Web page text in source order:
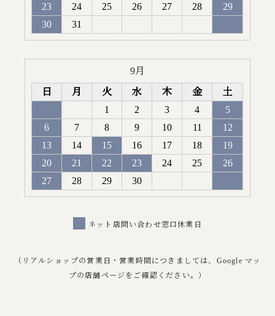
23
24 25 26 27 28
29
30
31
9月
日
月 火 水 木 金
土
1
2 3 4
5
6
7 8 9 10 11
12
13
14 15 16 17 18
19
20
21 22 23 24 25
26
27
28 29 30
ネット店問い合わせ窓口休業日
（リアルショップの営業日・営業時間につきましては、Google マッ
プの店舗ページをご確認ください。）